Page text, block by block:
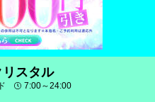
スタル
7:00～24:00